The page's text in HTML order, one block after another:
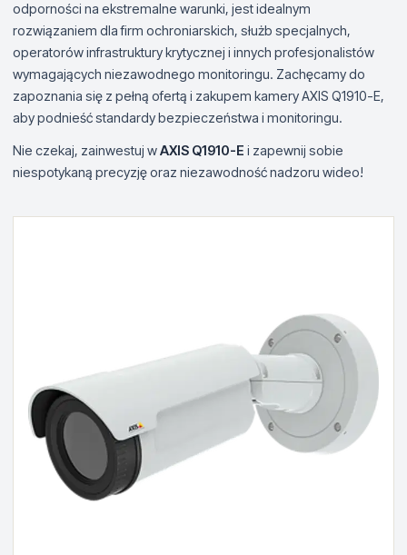
odporności na ekstremalne warunki, jest idealnym
rozwiązaniem dla firm ochroniarskich, służb specjalnych,
operatorów infrastruktury krytycznej i innych profesjonalistów
wymagających niezawodnego monitoringu. Zachęcamy do
zapoznania się z pełną ofertą i zakupem kamery AXIS Q1910-E,
aby podnieść standardy bezpieczeństwa i monitoringu.
Nie czekaj, zainwestuj wAXIS Q1910-E i zapewnij sobie
niespotykaną precyzję oraz niezawodność nadzoru wideo!